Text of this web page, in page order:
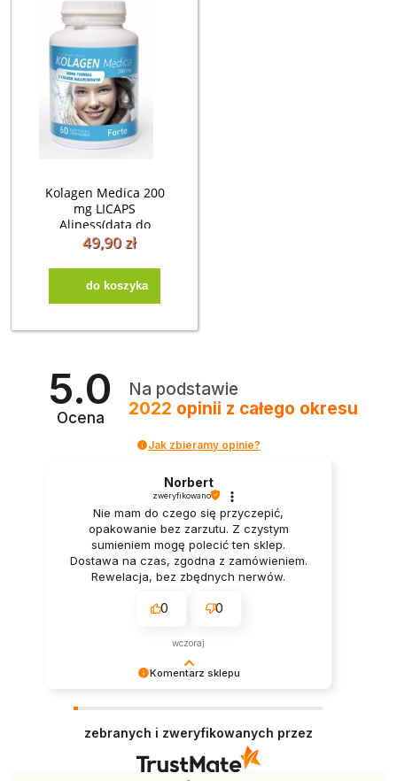
Kolagen Medica 200
mg LICAPS
Aliness(data do
31.01.2027)
49,90 zł
do koszyka
5.0
Ocena
Na podstawie
2022 opinii z całego okresu
Jak zbieramy opinie?
Komentarz sklepu
starań, by każda kolejna wizyta w naszym sklepie
Norbert
zweryfikowano
Nie mam do czego się przyczepić,
opakowanie bez zarzutu. Z czystym
sumieniem mogę polecić ten sklep.
Dostawa na czas, zgodna z zamówieniem.
Rewelacja, bez zbędnych nerwów.
0 0
wczoraj
zebranych i zweryfikowanych przez